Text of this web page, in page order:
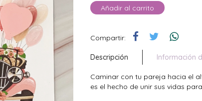
Añadir al carrito
Compartir:
Descripción Información
Caminar con tu pareja hacia el
es el hecho de unir sus vidas